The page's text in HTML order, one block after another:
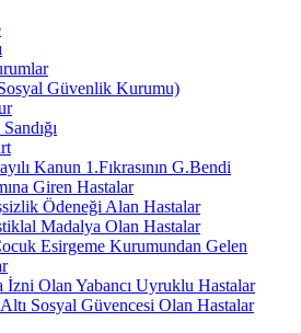
Güvenlik Kurumu)
Kanun 1.Fıkrasının G.Bendi
Giren Hastalar
Ödeneği Alan Hastalar
Madalya Olan Hastalar
Esirgeme Kurumundan Gelen
İzni Olan Yabancı Uyruklu Hastalar
Sosyal Güvencesi Olan Hastalar